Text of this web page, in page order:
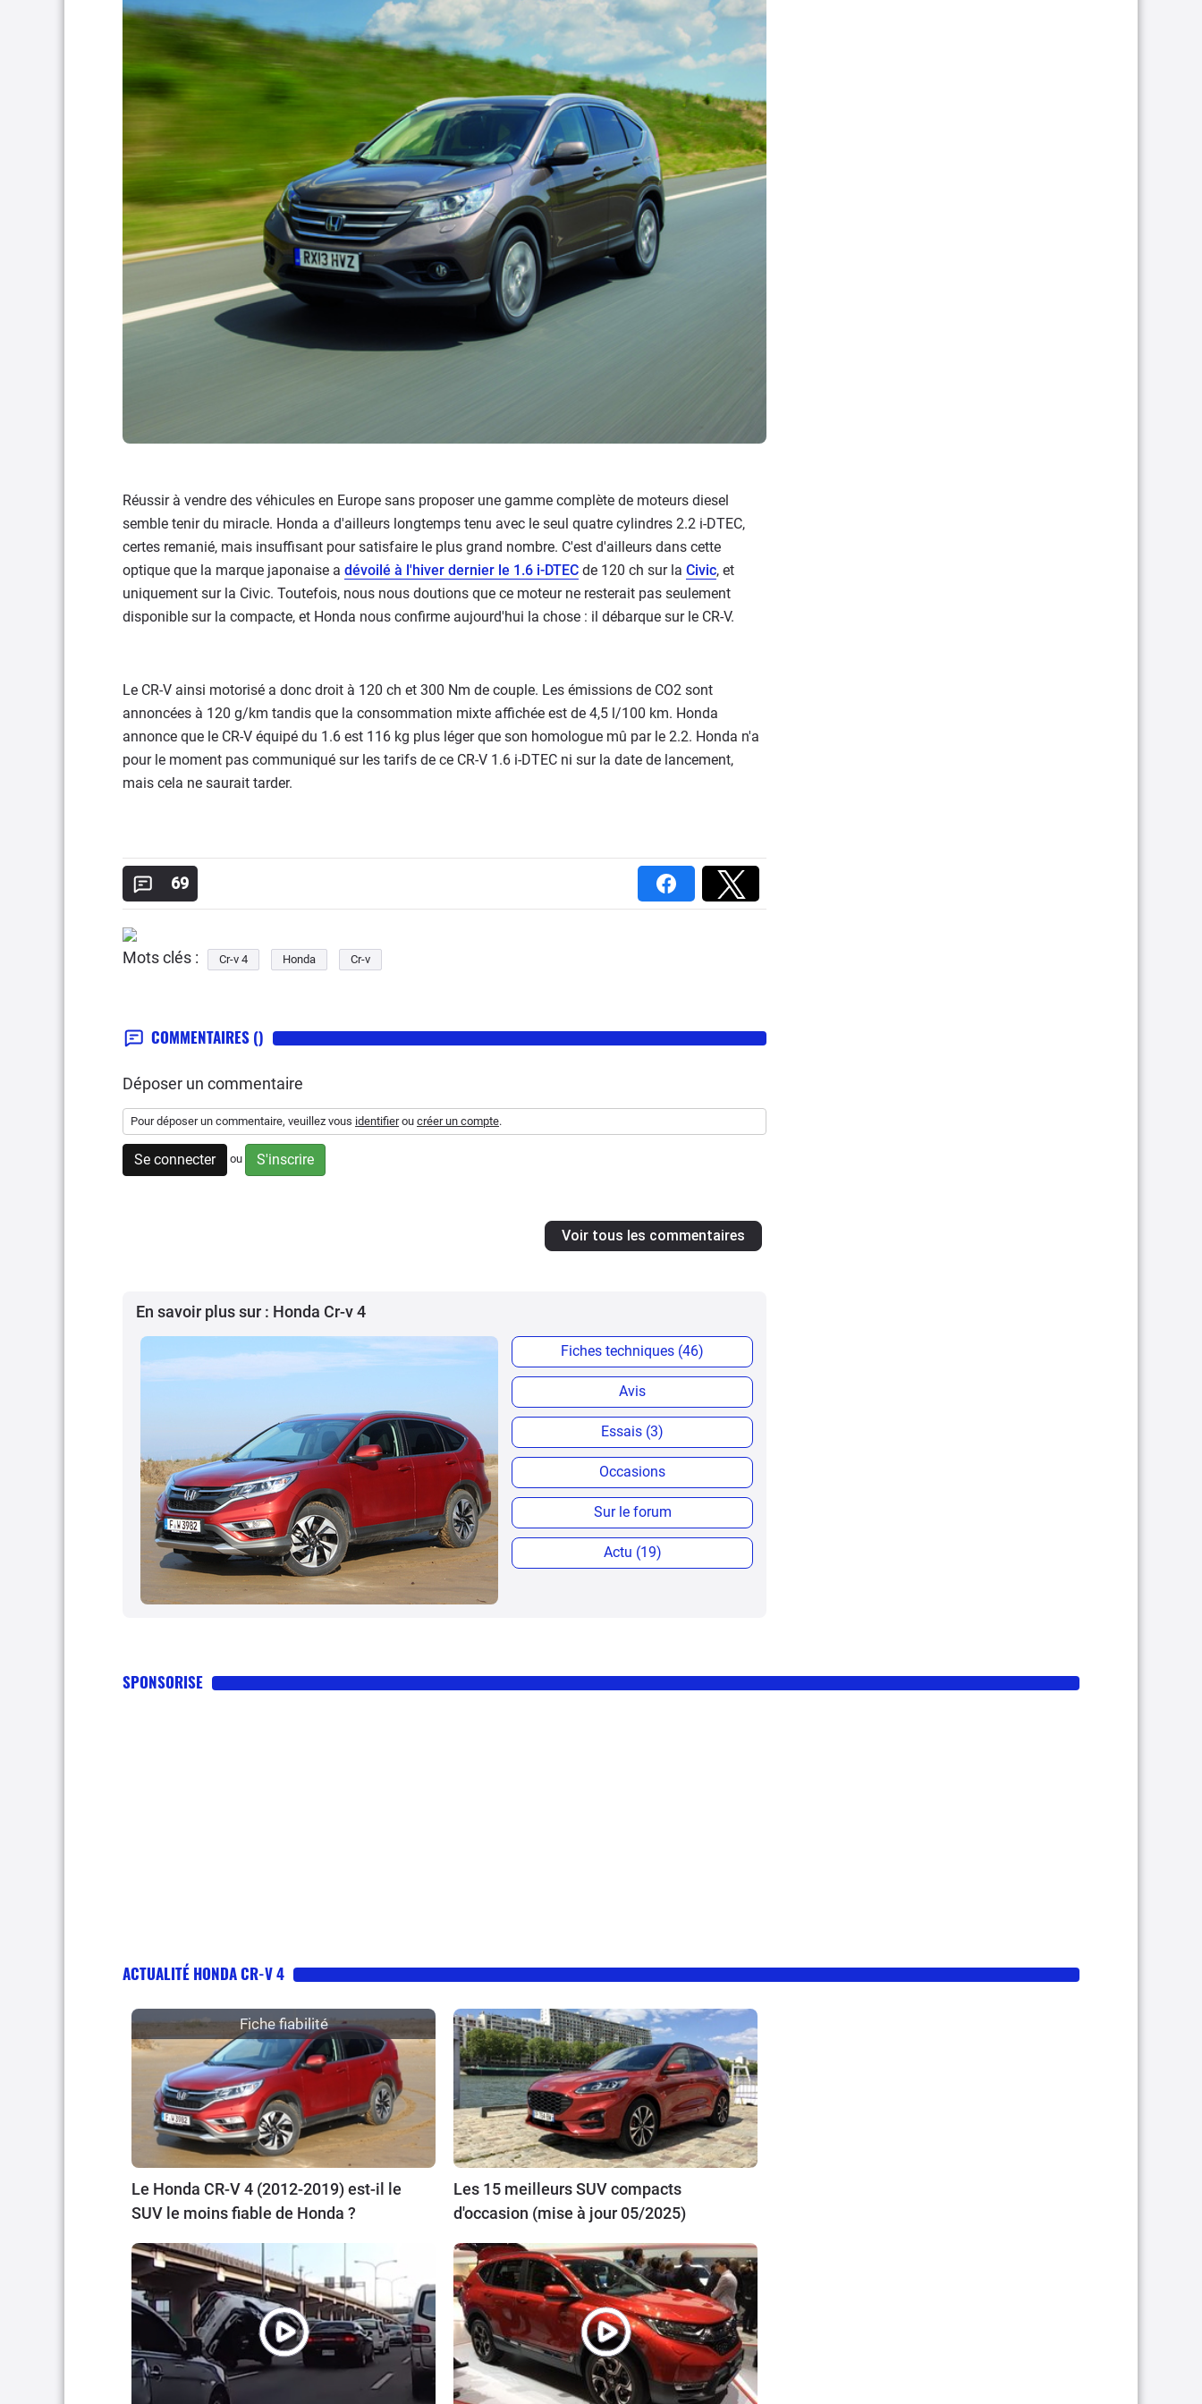
Réussir à vendre des véhicules en Europe sans proposer une gamme complète de moteurs diesel
semble tenir du miracle. Honda a d'ailleurs longtemps tenu avec le seul quatre cylindres 2.2 i-DTEC,
certes remanié, mais insuffisant pour satisfaire le plus grand nombre. C'est d'ailleurs dans cette
optique que la marque japonaise a dévoilé à l'hiver dernier le 1.6 i-DTEC de 120 ch sur la Civic, et
uniquement sur la Civic. Toutefois, nous nous doutions que ce moteur ne resterait pas seulement
disponible sur la compacte, et Honda nous confirme aujourd'hui la chose : il débarque sur le CR-V.
Le CR-V ainsi motorisé a donc droit à 120 ch et 300 Nm de couple. Les émissions de CO2 sont
annoncées à 120 g/km tandis que la consommation mixte affichée est de 4,5 l/100 km. Honda
annonce que le CR-V équipé du 1.6 est 116 kg plus léger que son homologue mû par le 2.2. Honda n'a
pour le moment pas communiqué sur les tarifs de ce CR-V 1.6 i-DTEC ni sur la date de lancement,
mais cela ne saurait tarder.
69
Mots clés : Cr-v 4 Honda Cr-v
COMMENTAIRES ()
Déposer un commentaire
Pour déposer un commentaire, veuillez vous identifierou créer un compte.
Se connecter ou S'inscrire
Voir tous les commentaires
En savoir plus sur : Honda Cr-v 4
Fiches techniques (46)
Avis
Essais (3)
Occasions
Sur le forum
Actu (19)
SPONSORISE
ACTUALITÉ HONDA CR-V 4
Fiche fiabilité
Le Honda CR-V 4 (2012-2019) est-il le
SUV le moins fiable de Honda ?
Les 15 meilleurs SUV compacts
d'occasion (mise à jour 05/2025)